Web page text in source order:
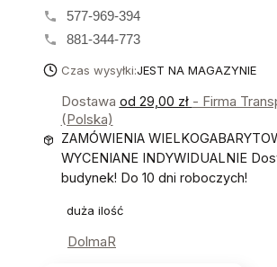
577-969-394
881-344-773
Czas wysyłki:JEST NA MAGAZYNIE
Dostawa od 29,00 zł - Firma
(Polska)
ZAMÓWIENIA
WYCENIANE INDYWIDUALNIE
budynek! Do 10 dni roboczych!
duża ilość
DolmaR